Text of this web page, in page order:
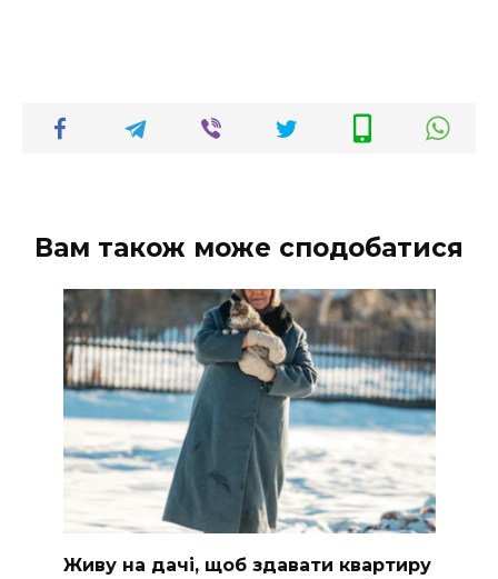
Вам також може сподобатися
Живу на дачі, щоб здавати квартиру